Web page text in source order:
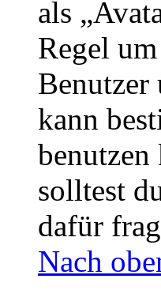
als
Regel
kann
benutzen
solltest
dafür
Nach